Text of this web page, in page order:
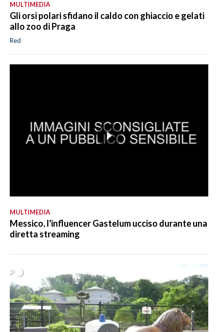
MULTIMEDIA
Gli orsi polari sfidano il caldo con ghiaccio e gelati
allo zoo di Praga
Red
MULTIMEDIA
Messico, l'influencer Gastelum ucciso durante una
diretta streaming